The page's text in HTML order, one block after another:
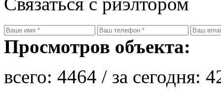
Просмотров объекта:
всего: 4464 / за сегодня: